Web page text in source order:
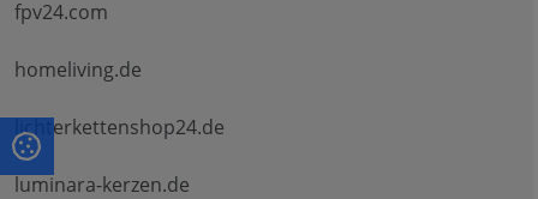
fpv24.com
homeliving.de
lichterkettenshop24.de
luminara-kerzen.de